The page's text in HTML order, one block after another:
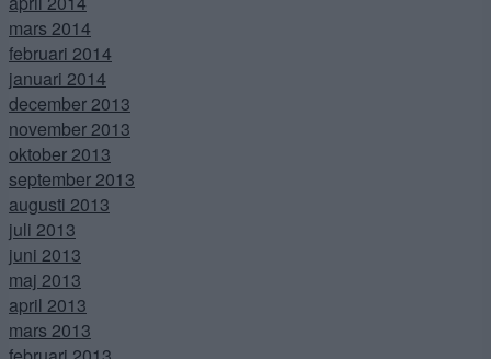
mars 2014
februari 2014
januari 2014
december 2013
november 2013
oktober 2013
september 2013
augusti 2013
juli 2013
juni 2013
maj 2013
april 2013
mars 2013